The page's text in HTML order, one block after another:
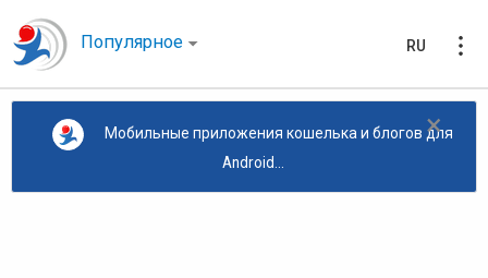
Популярное RU
×
Мобильные приложения кошелька и блогов для
Android...